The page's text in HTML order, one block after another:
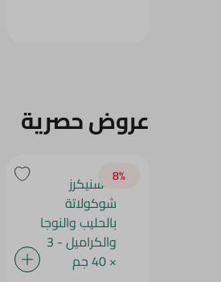
عروض حصرية
8‎%‎